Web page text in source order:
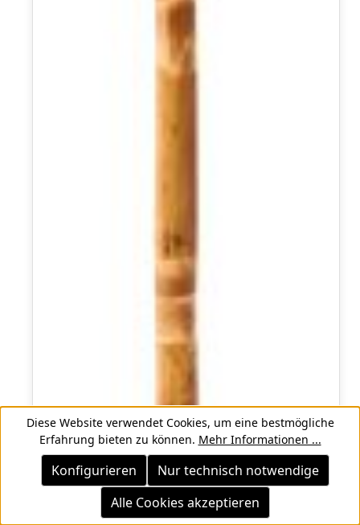
Diese Website verwendet Cookies, um eine bestmögliche
Erfahrung bieten zu können. Mehr Informationen ...
Nur technisch notwendige
Konfigurieren
Alle Cookies akzeptieren